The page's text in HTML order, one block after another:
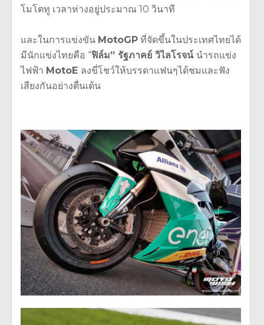
โมโตทู เวลาห่างอยู่ประมาณ 10 วินาที
และในการแข่งขัน MotoGP ที่จัดขึ้นในประเทศไทยได้
มีนักแข่งไทยคือ “ฟิล์ม” รัฐภาคย์ วิไลโรจน์ นำรถแข่ง
ไฟฟ้า MotoE ลงขี่โชว์ให้บรรดาแฟนๆได้ชมและฟัง
เสียงกันอย่างตื่นเต้น